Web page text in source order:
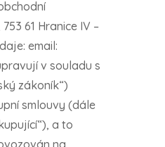
61 Hranice IV –
email:
v souladu s
zákoník“)
smlouvy (dále
a to
na